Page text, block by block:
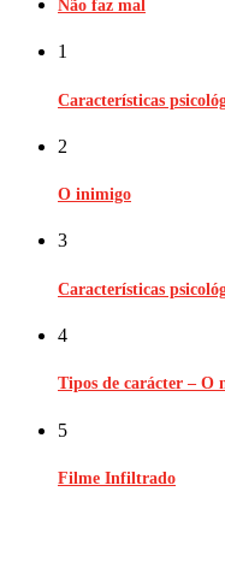
Não faz mal
1
Características
2
O inimigo
3
Características
4
Tipos de carácter – O
5
Filme Infiltrado